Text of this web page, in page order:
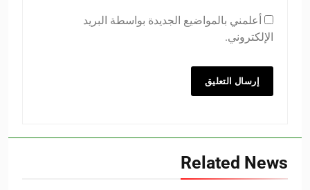
أعلمني بالمواضيع الجديدة بواسطة البريد
الإلكتروني.
Related News